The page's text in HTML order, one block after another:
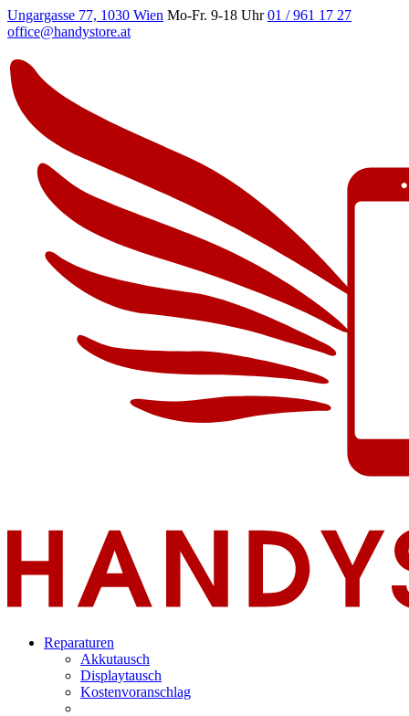
Ungargasse 77, 1030 Wien Mo-Fr. 9-18 Uhr 01 / 961 17 27
office@handystore.at
Reparaturen
Akkutausch
Displaytausch
Kostenvoranschlag